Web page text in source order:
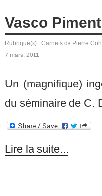
Vasco
Rubrique(s) : Carnets de Pierre
7 mars, 2011
Un (magnifique)
du séminaire de C.
Lire la suite...